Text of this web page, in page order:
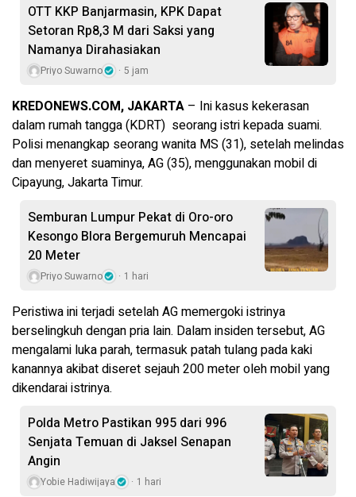
OTT KKP Banjarmasin, KPK Dapat
Setoran Rp8,3 M dari Saksi yang
Namanya Dirahasiakan
Priyo Suwarno 5 jam
KREDONEWS.COM, JAKARTA – Ini kasus kekerasan
dalam rumah tangga (KDRT) seorang istri kepada suami.
Polisi menangkap seorang wanita MS (31), setelah melindas
dan menyeret suaminya, AG (35), menggunakan mobil di
Cipayung, Jakarta Timur.
Semburan Lumpur Pekat di Oro-oro
Kesongo Blora Bergemuruh Mencapai
20 Meter
Priyo Suwarno 1 hari
Peristiwa ini terjadi setelah AG memergoki istrinya
berselingkuh dengan pria lain. Dalam insiden tersebut, AG
mengalami luka parah, termasuk patah tulang pada kaki
kanannya akibat diseret sejauh 200 meter oleh mobil yang
dikendarai istrinya.
Polda Metro Pastikan 995 dari 996
Senjata Temuan di Jaksel Senapan
Angin
Yobie Hadiwijaya 1 hari